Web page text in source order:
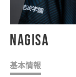
Nagisa
基本情報